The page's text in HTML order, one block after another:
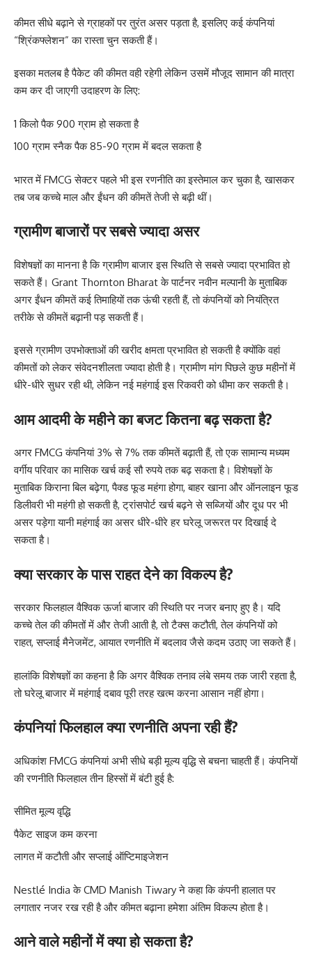
कीमत सीधे बढ़ाने से ग्राहकों पर तुरंत असर पड़ता है, इसलिए कई कंपनियां
“श्रिंकफ्लेशन” का रास्ता चुन सकती हैं।
इसका मतलब है पैकेट की कीमत वही रहेगी लेकिन उसमें मौजूद सामान की मात्रा
कम कर दी जाएगी उदाहरण के लिए:
1 किलो पैक 900 ग्राम हो सकता है
100 ग्राम स्नैक पैक 85-90 ग्राम में बदल सकता है
भारत में FMCG सेक्टर पहले भी इस रणनीति का इस्तेमाल कर चुका है, खासकर
तब जब कच्चे माल और ईंधन की कीमतें तेजी से बढ़ी थीं।
ग्रामीण बाजारों पर सबसे ज्यादा असर
विशेषज्ञों का मानना है कि ग्रामीण बाजार इस स्थिति से सबसे ज्यादा प्रभावित हो
सकते हैं। Grant Thornton Bharat के पार्टनर नवीन मल्पानी के मुताबिक
अगर ईंधन कीमतें कई तिमाहियों तक ऊंची रहती हैं, तो कंपनियों को नियंत्रित
तरीके से कीमतें बढ़ानी पड़ सकती हैं।
इससे ग्रामीण उपभोक्ताओं की खरीद क्षमता प्रभावित हो सकती है क्योंकि वहां
कीमतों को लेकर संवेदनशीलता ज्यादा होती है। ग्रामीण मांग पिछले कुछ महीनों में
धीरे-धीरे सुधर रही थी, लेकिन नई महंगाई इस रिकवरी को धीमा कर सकती है।
आम आदमी के महीने का बजट कितना बढ़ सकता है?
अगर FMCG कंपनियां 3% से 7% तक कीमतें बढ़ाती हैं, तो एक सामान्य मध्यम
वर्गीय परिवार का मासिक खर्च कई सौ रुपये तक बढ़ सकता है। विशेषज्ञों के
मुताबिक किराना बिल बढ़ेगा, पैक्ड फूड महंगा होगा, बाहर खाना और ऑनलाइन फूड
डिलीवरी भी महंगी हो सकती है, ट्रांसपोर्ट खर्च बढ़ने से सब्जियों और दूध पर भी
असर पड़ेगा यानी महंगाई का असर धीरे-धीरे हर घरेलू जरूरत पर दिखाई दे
सकता है।
क्या सरकार के पास राहत देने का विकल्प है?
सरकार फिलहाल वैश्विक ऊर्जा बाजार की स्थिति पर नजर बनाए हुए है। यदि
कच्चे तेल की कीमतों में और तेजी आती है, तो टैक्स कटौती, तेल कंपनियों को
राहत, सप्लाई मैनेजमेंट, आयात रणनीति में बदलाव जैसे कदम उठाए जा सकते हैं।
हालांकि विशेषज्ञों का कहना है कि अगर वैश्विक तनाव लंबे समय तक जारी रहता है,
तो घरेलू बाजार में महंगाई दबाव पूरी तरह खत्म करना आसान नहीं होगा।
कंपनियां फिलहाल क्या रणनीति अपना रही हैं?
अधिकांश FMCG कंपनियां अभी सीधे बड़ी मूल्य वृद्धि से बचना चाहती हैं। कंपनियों
की रणनीति फिलहाल तीन हिस्सों में बंटी हुई है:
सीमित मूल्य वृद्धि
पैकेट साइज कम करना
लागत में कटौती और सप्लाई ऑप्टिमाइजेशन
Nestlé India के CMD Manish Tiwary ने कहा कि कंपनी हालात पर
लगातार नजर रख रही है और कीमत बढ़ाना हमेशा अंतिम विकल्प होता है।
आने वाले महीनों में क्या हो सकता है?